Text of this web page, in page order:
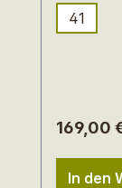
eine
Fußbett
41
169,00
In den